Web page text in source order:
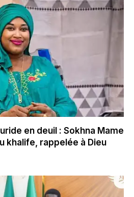
en deuil : Sokhna Mame
khalife, rappelée à Dieu